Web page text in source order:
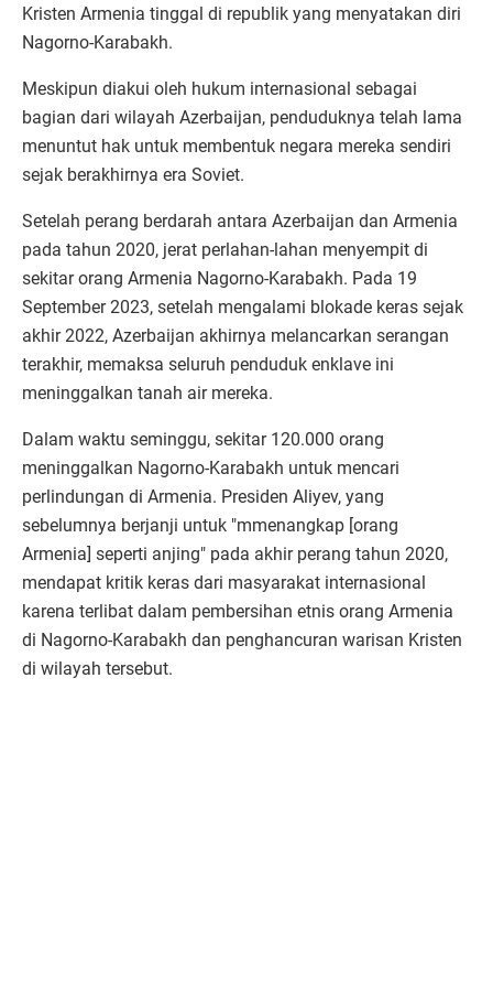
Kristen Armenia tinggal di republik yang menyatakan diri
Nagorno-Karabakh.
Meskipun diakui oleh hukum internasional sebagai
bagian dari wilayah Azerbaijan, penduduknya telah lama
menuntut hak untuk membentuk negara mereka sendiri
sejak berakhirnya era Soviet.
Setelah perang berdarah antara Azerbaijan dan Armenia
pada tahun 2020, jerat perlahan-lahan menyempit di
sekitar orang Armenia Nagorno-Karabakh. Pada 19
September 2023, setelah mengalami blokade keras sejak
akhir 2022, Azerbaijan akhirnya melancarkan serangan
terakhir, memaksa seluruh penduduk enklave ini
meninggalkan tanah air mereka.
Dalam waktu seminggu, sekitar 120.000 orang
meninggalkan Nagorno-Karabakh untuk mencari
perlindungan di Armenia. Presiden Aliyev, yang
sebelumnya berjanji untuk "mmenangkap [orang
Armenia] seperti anjing" pada akhir perang tahun 2020,
mendapat kritik keras dari masyarakat internasional
karena terlibat dalam pembersihan etnis orang Armenia
di Nagorno-Karabakh dan penghancuran warisan Kristen
di wilayah tersebut.